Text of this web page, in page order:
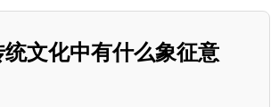
文化中有什么象征意